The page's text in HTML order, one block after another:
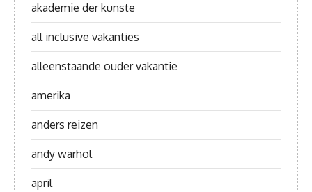
akademie der kunste
all inclusive vakanties
alleenstaande ouder vakantie
amerika
anders reizen
andy warhol
april